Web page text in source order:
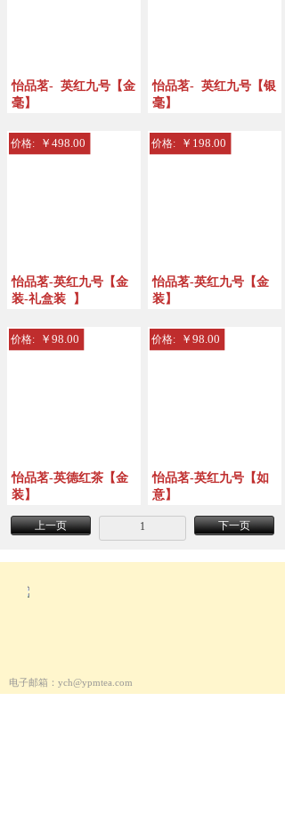
怡品茗- 英红九号【金
毫】
怡品茗- 英红九号【银
毫】
怡品茗-英红九号【金
装-礼盒装
】
价格: ￥498.00
怡品茗-英红九号【金
装】
价格: ￥198.00
怡品茗-英德红茶【金
装】
价格: ￥98.00
怡品茗-英红九号【如
意】
价格: ￥98.00
上一页 1 下一页
电子邮箱：ych@ypmtea .com